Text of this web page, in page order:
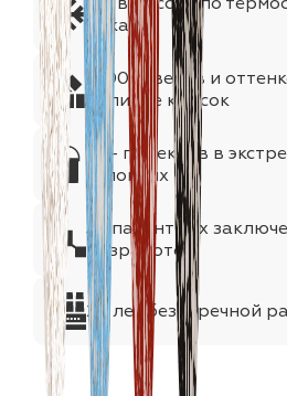
лакам
1000+цветов и
палитре красок
75+ проектов в
условиях
35 патентных
разработок
25 лет безупречной